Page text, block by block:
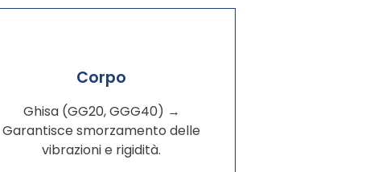
Corpo
Ghisa (GG20, GGG40) →
Garantisce smorzamento delle
vibrazioni e rigidità.